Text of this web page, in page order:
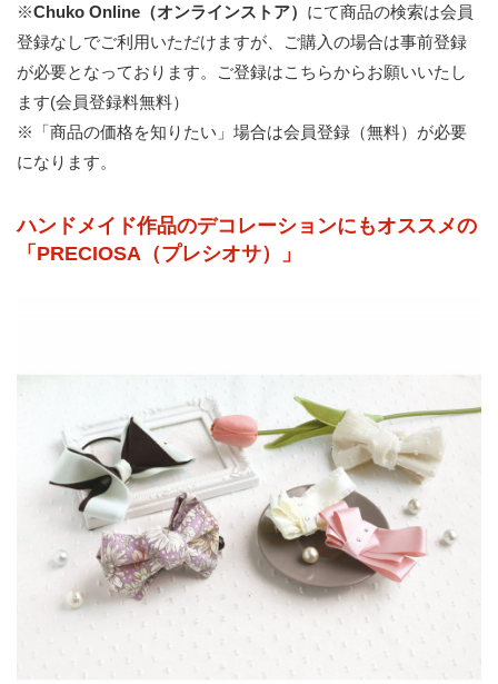
※Chuko Online（オンラインストア） にて商品の検索は会員
登録なしでご利用いただけますが、ご購入の場合は事前登録
が必要となっております。
ご登録はこちらからお願いいたし
ます(会員登録料無料）
※「商品の価格を知りたい」場合は会員登録（無料）が必要
になります。
ハンドメイド作品のデコレーションにもオススメの
「PRECIOSA（プレシオサ）」